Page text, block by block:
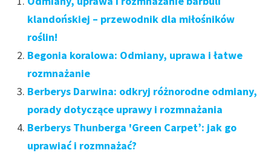
klandońskiej – przewodnik dla miłośników
roślin!
Begonia koralowa: Odmiany, uprawa i łatwe
rozmnażanie
Berberys Darwina: odkryj różnorodne odmiany,
porady dotyczące uprawy i rozmnażania
Berberys Thunberga 'Green Carpet’: jak go
uprawiać i rozmnażać?